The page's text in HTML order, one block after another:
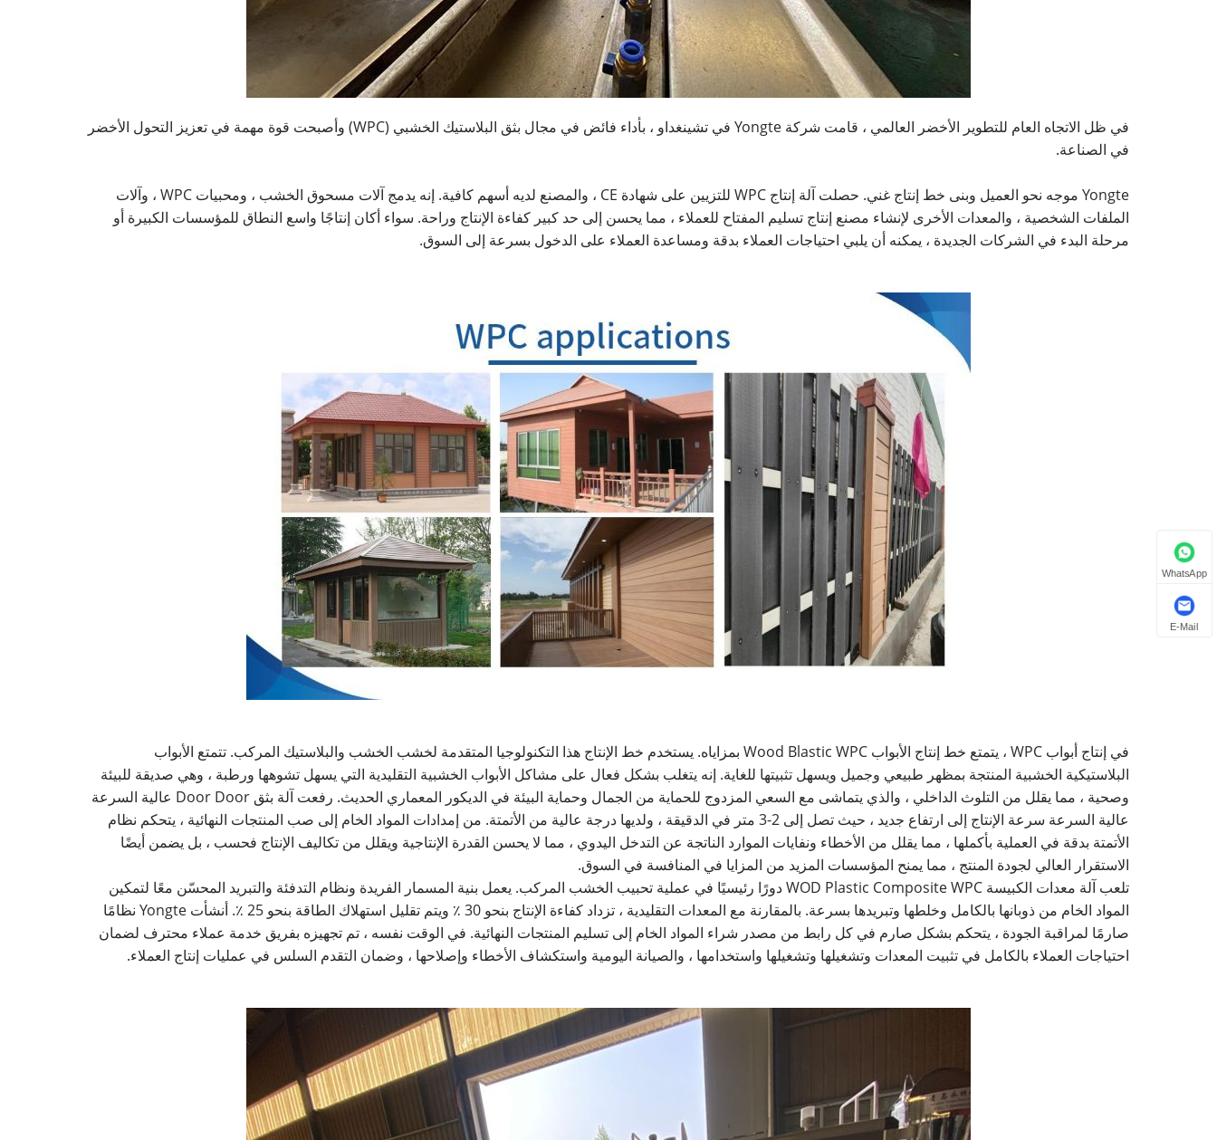
في ظل الاتجاه العام للتطوير الأخضر العالمي ، قامت شركة Yongte في تشينغداو ، بأداء فائض في مجال بثق البلاستيك الخشبي (WPC) وأصبحت قوة مهمة في تعزيز التحول الأخضر
في الصناعة.
Yongte موجه نحو العميل وبنى خط إنتاج غني. حصلت آلة إنتاج WPC للتزيين على شهادة CE ، والمصنع لديه أسهم كافية. إنه يدمج آلات مسحوق الخشب ، ومحبيات WPC ، وآلات
الملفات الشخصية ، والمعدات الأخرى لإنشاء مصنع إنتاج تسليم المفتاح للعملاء ، مما يحسن إلى حد كبير كفاءة الإنتاج وراحة. سواء أكان إنتاجًا واسع النطاق للمؤسسات الكبيرة أو
مرحلة البدء في الشركات الجديدة ، يمكنه أن يلبي احتياجات العملاء بدقة ومساعدة العملاء على الدخول بسرعة إلى السوق.
في إنتاج أبواب WPC ، يتمتع خط إنتاج الأبواب Wood Blastic WPC بمزاياه. يستخدم خط الإنتاج هذا التكنولوجيا المتقدمة لخشب الخشب والبلاستيك المركب. تتمتع الأبواب
البلاستيكية الخشبية المنتجة بمظهر طبيعي وجميل ويسهل تثبيتها للغاية. إنه يتغلب بشكل فعال على مشاكل الأبواب الخشبية التقليدية التي يسهل تشوهها ورطبة ، وهي صديقة للبيئة
وصحية ، مما يقلل من التلوث الداخلي ، والذي يتماشى مع السعي المزدوج للحماية من الجمال وحماية البيئة في الديكور المعماري الحديث. رفعت آلة بثق Door Door عالية السرعة
عالية السرعة سرعة الإنتاج إلى ارتفاع جديد ، حيث تصل إلى 2-3 متر في الدقيقة ، ولديها درجة عالية من الأتمتة. من إمدادات المواد الخام إلى صب المنتجات النهائية ، يتحكم نظام
الأتمتة بدقة في العملية بأكملها ، مما يقلل من الأخطاء ونفايات الموارد الناتجة عن التدخل اليدوي ، مما لا يحسن القدرة الإنتاجية ويقلل من تكاليف الإنتاج فحسب ، بل يضمن أيضًا
الاستقرار العالي لجودة المنتج ، مما يمنح المؤسسات المزيد من المزايا في المنافسة في السوق.
تلعب آلة معدات الكبيسة WOD Plastic Composite WPC دورًا رئيسيًا في عملية تحبيب الخشب المركب. يعمل بنية المسمار الفريدة ونظام التدفئة والتبريد المحسّن معًا لتمكين
المواد الخام من ذوبانها بالكامل وخلطها وتبريدها بسرعة. بالمقارنة مع المعدات التقليدية ، تزداد كفاءة الإنتاج بنحو 30 ٪ ويتم تقليل استهلاك الطاقة بنحو 25 ٪. أنشأت Yongte نظامًا
صارمًا لمراقبة الجودة ، يتحكم بشكل صارم في كل رابط من مصدر شراء المواد الخام إلى تسليم المنتجات النهائية. في الوقت نفسه ، تم تجهيزه بفريق خدمة عملاء محترف لضمان
احتياجات العملاء بالكامل في تثبيت المعدات وتشغيلها وتشغيلها واستخدامها ، والصيانة اليومية واستكشاف الأخطاء وإصلاحها ، وضمان التقدم السلس في عمليات إنتاج العملاء.
WhatsApp
E-Mail